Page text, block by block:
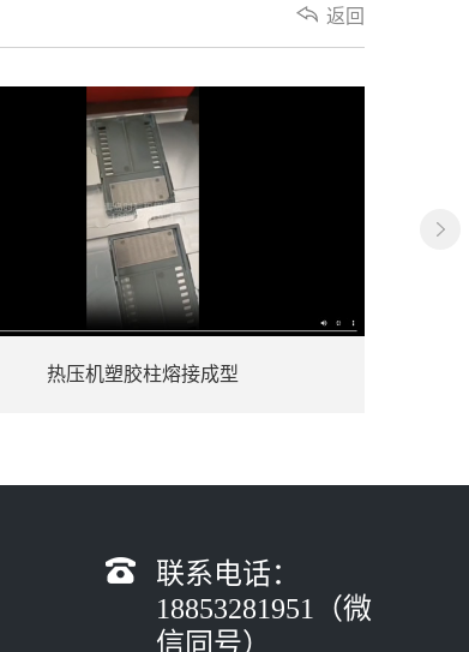
返回
保护模机超声波焊接
联系电话：
18853281951（微
信同号）